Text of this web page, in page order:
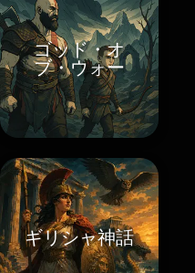
ゴッド・オ
ブ・ウォー
ギリシャ神話